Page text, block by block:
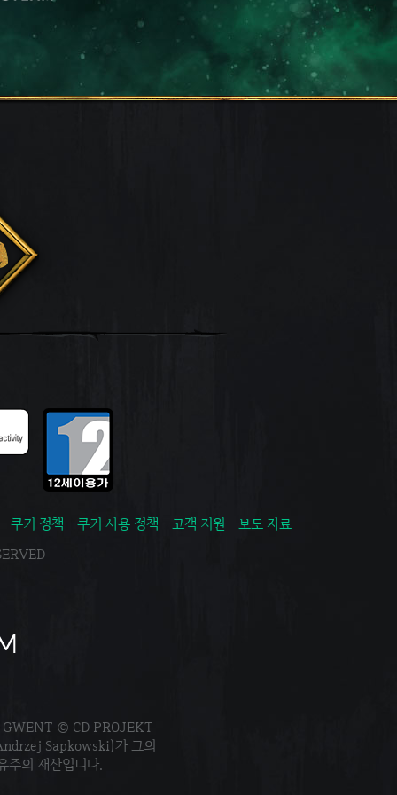
쿠키 정책 쿠키 사용 정책 고객 지원
보도 자료
© CD PROJEKT
Sapkowski)가 그의
주의 재산입니다.